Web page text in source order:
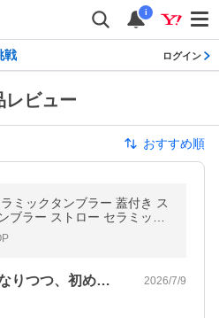
i
戦 ログイン
ビュー
おすすめ順
ミックタンブラー 蓋付き ス
ブラー ストロー セラミック
タンブラー ステンレスタン
い コーヒー
こうしたタイプを気になりつつ、初めて購… 2026/7/9